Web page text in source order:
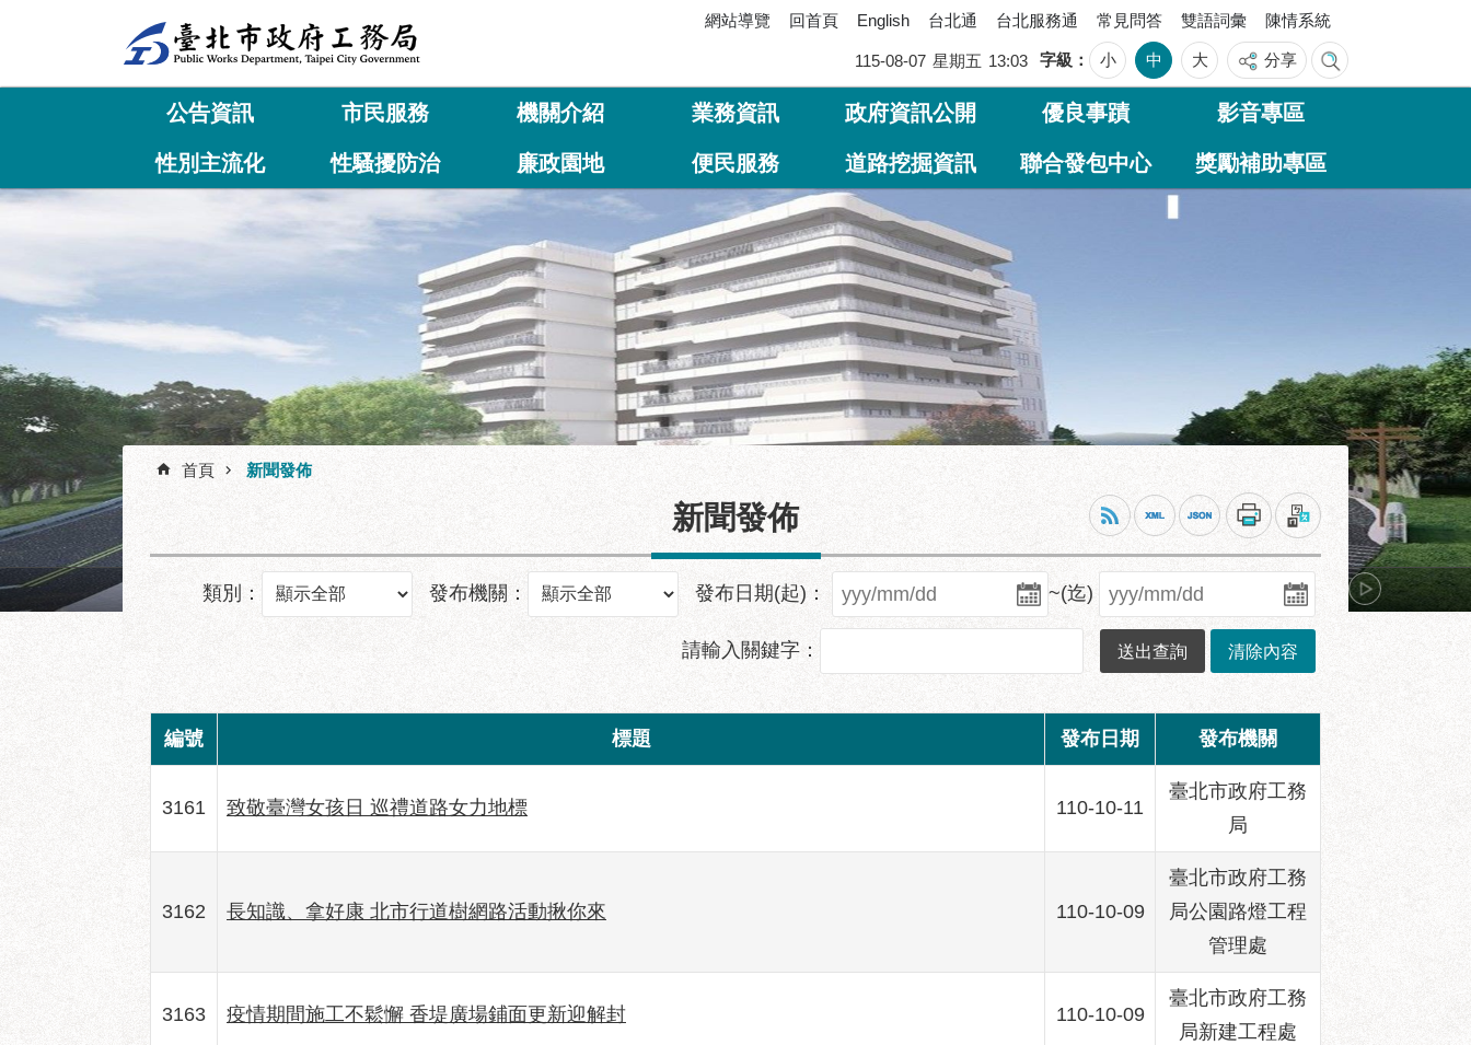
網站導覽 回首頁 English 台北通 台北服務通 常見問答 雙語詞彙 陳情系統
115-08-07 星期五 13:03 字級 小 中 大 分享
公告資訊 市民服務 機關介紹 業務資訊 政府資訊公開 優良事蹟 影音專區
性別主流化 性騷擾防治 廉政園地 便民服務 道路挖掘資訊 聯合發包中心 獎勵補助專區
成功市場地面層建築透視圖
首頁 新聞發佈
新聞發佈
類別： 發布機關： 發布日期(起)： ~(迄)
請輸入關鍵字：
編號 標題 發布日期 發布機關
3161 致敬臺灣女孩日 巡禮道路女力地標 110-10-11
臺北市政府工務
局
3162 長知識、拿好康 北市行道樹網路活動揪你來 110-10-09
臺北市政府工務
局公園路燈工程
管理處
3163 疫情期間施工不鬆懈 香堤廣場鋪面更新迎解封 110-10-09
臺北市政府工務
局新建工程處